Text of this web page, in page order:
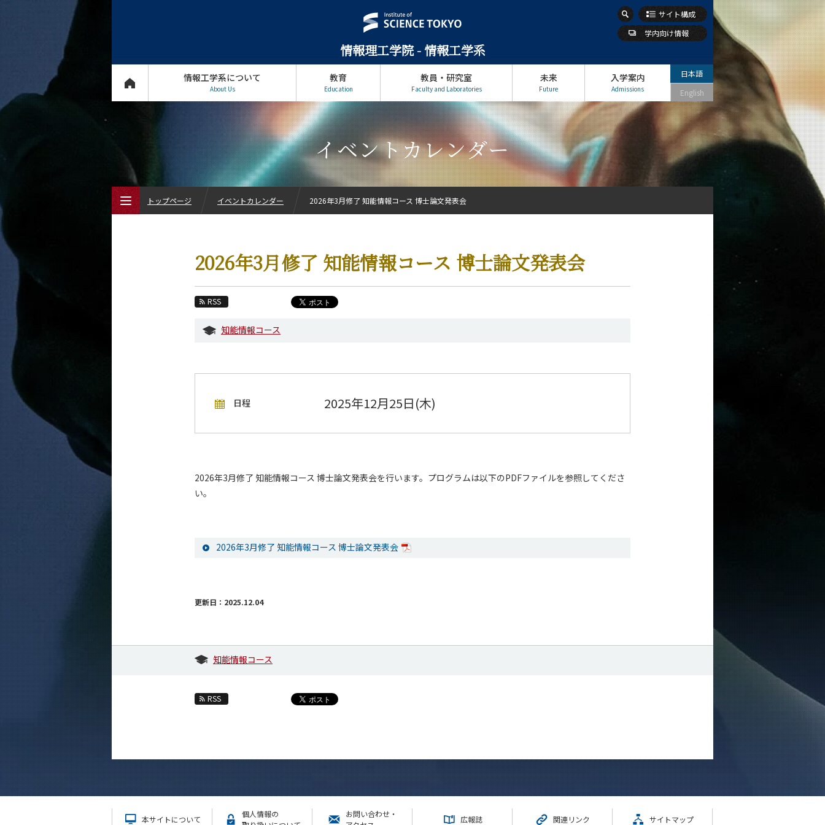
情報理工学院 - 情報工学系
サイト構成
学内向け情報
情報工学系について
About Us
教育
Education
教員・研究室
Faculty and Laboratories
未来
Future
入学案内
Admissions
日本語
English
イベントカレンダー
2026年3月修了 知能情報コース 博士論文発表会
RSS
知能情報コース
日程 2025年12月25日(木)
2026年3月修了 知能情報コース 博士論文発表会を行います。プログラムは以下のPDFファイルを参照してくださ
い。
2026年3月修了 知能情報コース 博士論文発表会
更新日：2025.12.04
知能情報コース
RSS
本サイトについて
個人情報の
お問い合わせ・
広報誌 関連リンク サイトマップ
トップページ イベントカレンダー 2026年3月修了 知能情報コース 博士論文発表会
情報工学系について